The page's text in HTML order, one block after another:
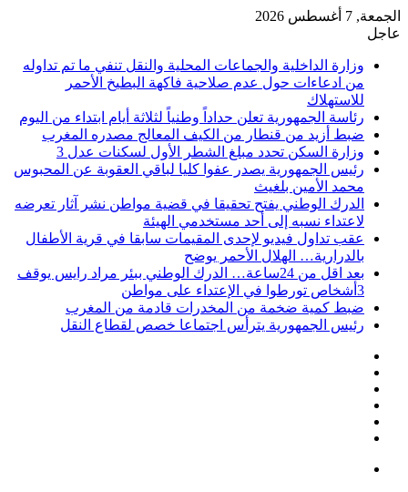
الجمعة, 7 أغسطس 2026
عاجل
وزارة الداخلية والجماعات المحلية والنقل تنفي ما تم تداوله
من ادعاءات حول عدم صلاحية فاكهة البطيخ الأحمر
للاستهلاك
رئاسة الجمهورية تعلن حداداً وطنياً لثلاثة أيام ابتداء من اليوم
ضبط أزيد من قنطار من الكيف المعالج مصدره المغرب
وزارة السكن تحدد مبلغ الشطر الأول لسكنات عدل 3
رئيس الجمهورية يصدر عفوا كليا لباقي العقوبة عن المحبوس
محمد الأمين بلغيث
الدرك الوطني يفتح تحقيقا في قضية مواطن نشر آثار تعرضه
لاعتداء نسبه إلى أحد مستخدمي الهيئة
عقب تداول فيديو لإحدى المقيمات سابقا في قرية الأطفال
بالدرارية… الهلال الأحمر يوضح
بعد اقل من 24ساعة… الدرك الوطني ببئر مراد رايس يوقف
3أشخاص تورطوا في الإعتداء على مواطن
ضبط كمية ضخمة من المخدرات قادمة من المغرب
رئيس الجمهورية يترأس اجتماعا خصص لقطاع النقل